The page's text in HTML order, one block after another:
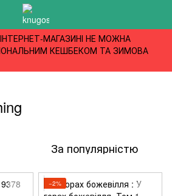
МАГАЗИНІ НЕ МОЖНА
КЕШБЕКОМ ТА ЗИМОВА
За популярністю
−2%